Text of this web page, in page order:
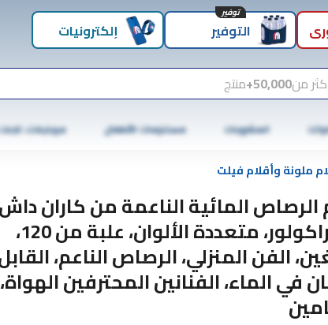
التوفير
توفير
إلكترونيات
من50,000+ منتج
المشروبات مستلزمات الأطفال موبايلات،
ملونة وأقلام فيلت
الرصاص المائية الناعمة من كاران
سوبراكولور، متعددة الألوان، علبة من 120،
الفن المنزلي، الرصاص الناعم،
في الماء، الفنانين المحترفين الهواة،